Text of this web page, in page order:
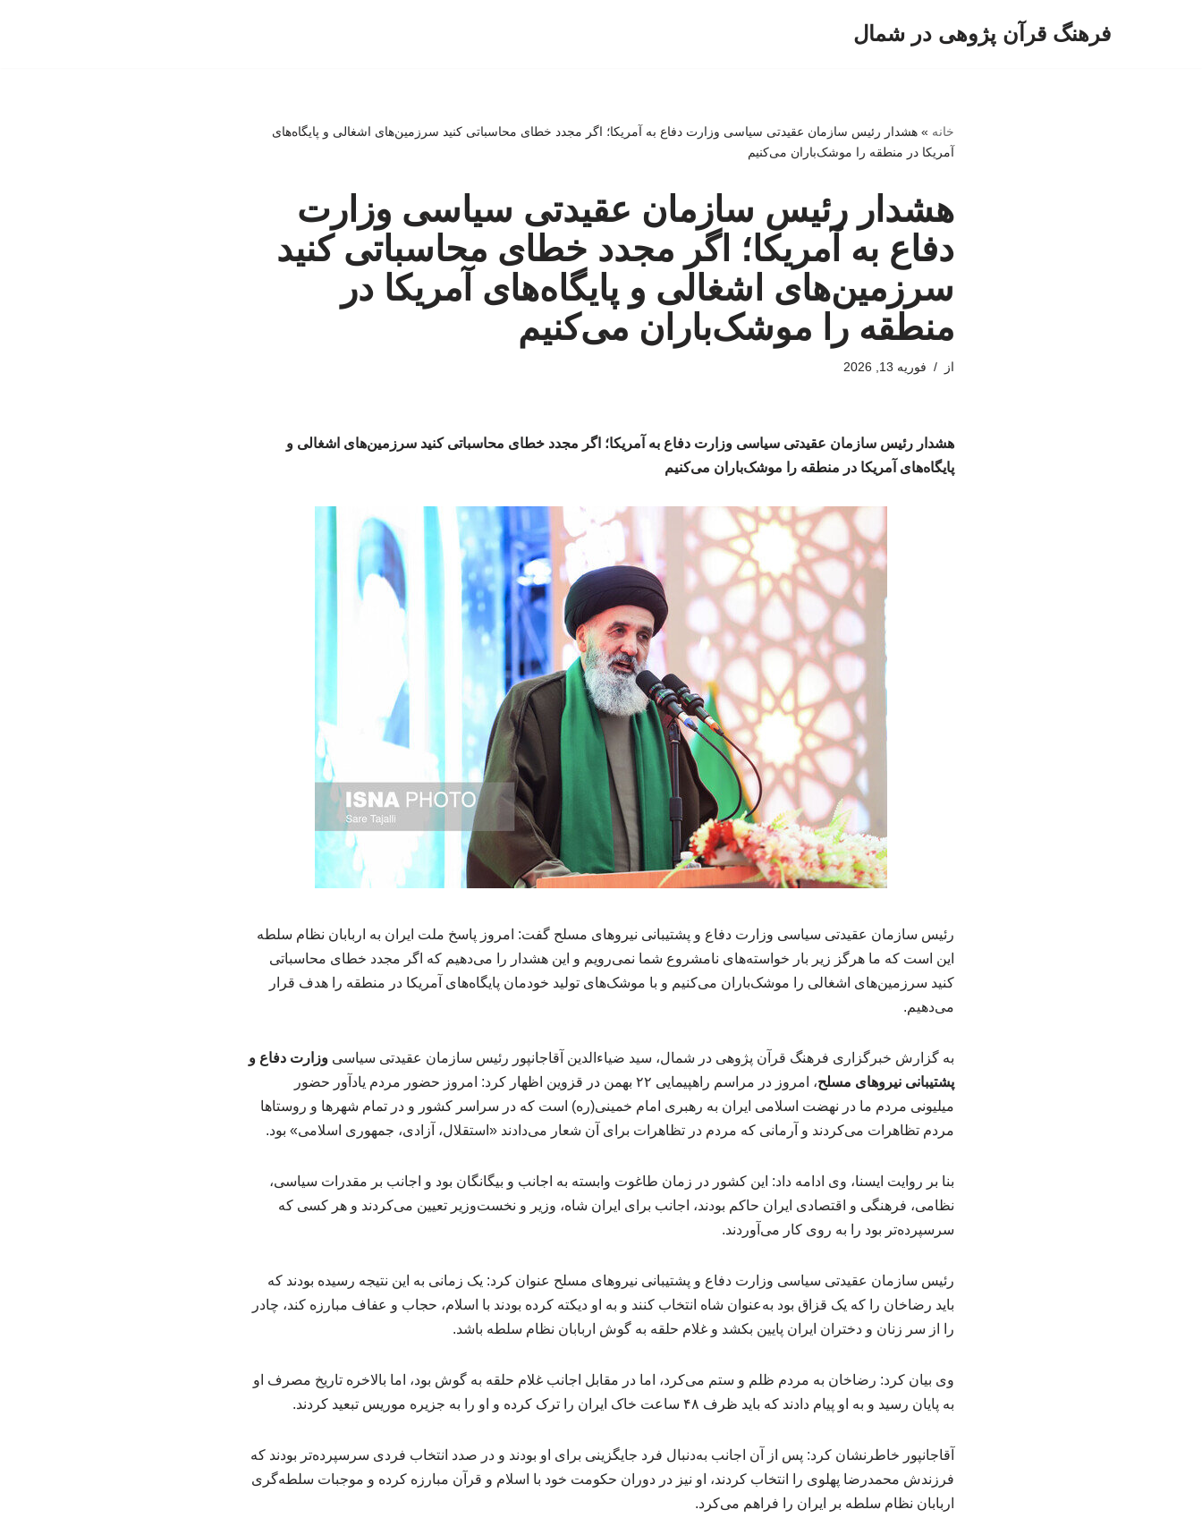
فرهنگ قرآن پژوهی در شمال
خانه »هشدار رئیس سازمان عقیدتی سیاسی وزارت دفاع به آمریکا؛ اگر مجدد خطای محاسباتی کنید سرزمین‌های اشغالی و پایگاه‌های
آمریکا در منطقه را موشک‌باران می‌کنیم
هشدار رئیس سازمان عقیدتی سیاسی وزارت
دفاع به آمریکا؛ اگر مجدد خطای محاسباتی کنید
سرزمین‌های اشغالی و پایگاه‌های آمریکا در
منطقه را موشک‌باران می‌کنیم
از فوریه 13, 2026
هشدار رئیس سازمان عقیدتی سیاسی وزارت دفاع به آمریکا؛ اگر مجدد خطای محاسباتی کنید سرزمین‌های اشغالی و
پایگاه‌های آمریکا در منطقه را موشک‌باران می‌کنیم
رئیس سازمان عقیدتی سیاسی وزارت دفاع و پشتیبانی نیروهای مسلح گفت: امروز پاسخ ملت ایران به اربابان نظام سلطه
این است که ما هرگز زیر بار خواسته‌های نامشروع شما نمی‌رویم و این هشدار را می‌دهیم که اگر مجدد خطای محاسباتی
کنید سرزمین‌های اشغالی را موشک‌باران می‌کنیم و با موشک‌های تولید خودمان پایگاه‌های آمریکا در منطقه را هدف قرار
می‌دهیم.
به گزارش خبرگزاری فرهنگ قرآن پژوهی در شمال، سید ضیاءالدین آقاجانپور رئیس سازمان عقیدتی سیاسیوزارت دفاع و
پشتیبانی نیروهای مسلح
، امروز در مراسم راهپیمایی ۲۲ بهمن در قزوین اظهار کرد: امروز حضور مردم یادآور حضور
میلیونی مردم ما در نهضت اسلامی ایران به رهبری امام خمینی(ره) است که در سراسر کشور و در تمام شهرها و روستاها
مردم تظاهرات می‌کردند و آرمانی که مردم در تظاهرات برای آن شعار می‌دادند «استقلال، آزادی، جمهوری اسلامی» بود.
بنا بر روایت ایسنا، وی ادامه داد: این کشور در زمان طاغوت وابسته به اجانب و بیگانگان بود و اجانب بر مقدرات سیاسی،
نظامی، فرهنگی و اقتصادی ایران حاکم بودند، اجانب برای ایران شاه، وزیر و نخست‌وزیر تعیین می‌کردند و هر کسی که
سرسپرده‌تر بود را به روی کار می‌آوردند.
رئیس سازمان عقیدتی سیاسی وزارت دفاع و پشتیبانی نیروهای مسلح عنوان کرد: یک زمانی به این نتیجه رسیده بودند که
باید رضاخان را که یک قزاق بود به‌عنوان شاه انتخاب کنند و به او دیکته کرده بودند با اسلام، حجاب و عفاف مبارزه کند، چادر
را از سر زنان و دختران ایران پایین بکشد و غلام حلقه به گوش اربابان نظام سلطه باشد.
وی بیان کرد: رضاخان به مردم ظلم و ستم می‌کرد، اما در مقابل اجانب غلام حلقه به گوش بود، اما بالاخره تاریخ مصرف او
به پایان رسید و به او پیام دادند که باید ظرف ۴۸ ساعت خاک ایران را ترک کرده و او را به جزیره موریس تبعید کردند.
آقاجانپور خاطرنشان کرد: پس از آن اجانب به‌دنبال فرد جایگزینی برای او بودند و در صدد انتخاب فردی سرسپرده‌تر بودند که
فرزندش محمدرضا پهلوی را انتخاب کردند، او نیز در دوران حکومت خود با اسلام و قرآن مبارزه کرده و موجبات سلطه‌گری
اربابان نظام سلطه بر ایران را فراهم می‌کرد.